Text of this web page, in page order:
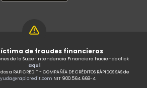
de fraudes financieros
de la Superintendencia Financiera haciendo click
aquí
a RAPICREDIT - COMPAÑÍA DE CRÉDITOS RÁPIDOS SAS de
NIT 900.564.668-4